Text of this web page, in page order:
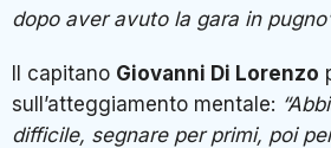
dopo aver avuto la gara in
Il capitano Giovanni Di Lorenzo
sull’atteggiamento mentale:
difficile, segnare per primi, poi